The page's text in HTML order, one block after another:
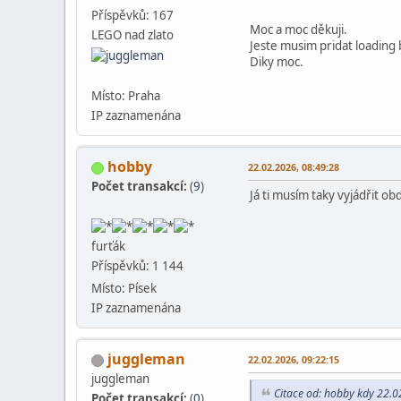
Příspěvků: 167
LEGO nad zlato
Místo: Praha
IP zaznamenána
Moc a moc děkuji.
Jeste musim pridat
Diky moc.
hobby
Počet transakcí: (9)
furťák
Příspěvků: 1 144
Místo: Písek
IP zaznamenána
22.02.2026, 08:49:28
Já ti musím taky vyjádřit
juggleman
juggleman
22.02.2026, 09:22:15
Citace od: hobby kdy